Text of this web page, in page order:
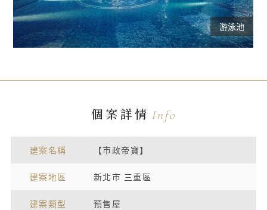
游泳池
個案詳情 Info
建案名稱 【市政帝寶】
建案地區 新北市 三重區
建案類型 預售屋